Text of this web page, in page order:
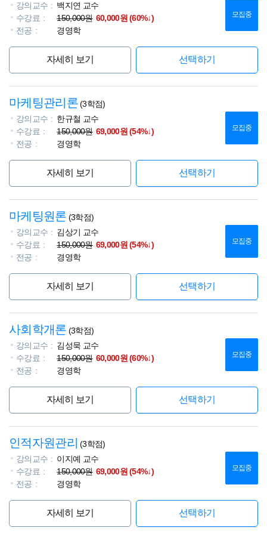
강의교수
백지연 교수
수강료
150,000원 60,000원 (60%↓)
전공
경영학
모집중
자세히 보기 선택하기
마케팅관리론(3학점)
강의교수
한규철 교수
수강료
150,000원 69,000원 (54%↓)
전공
경영학
모집중
자세히 보기 선택하기
마케팅원론 (3학점)
강의교수
김상기 교수
수강료
150,000원 69,000원 (54%↓)
전공
경영학
모집중
자세히 보기 선택하기
사회학개론 (3학점)
강의교수
김성묵 교수
수강료
150,000원 60,000원 (60%↓)
전공
경영학
모집중
자세히 보기 선택하기
인적자원관리 (3학점)
강의교수
이지예 교수
수강료
150,000원 69,000원 (54%↓)
전공
경영학
모집중
자세히 보기 선택하기